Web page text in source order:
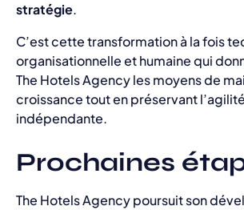
stratégie.
C’est cette transformation à la fois
organisationnelle et humaine qui
The Hotels Agency les moyens de
croissance tout en préservant
indépendante.
Prochaines
The Hotels Agency poursuit son